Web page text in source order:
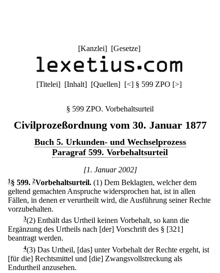
[Kanzlei] [Gesetze]
[Titelei] [Inhalt] [Quellen] [<] § 599 ZPO [>]
§ 599 ZPO. Vorbehaltsurteil
Civilprozeßordnung vom 30. Januar 1877
Buch 5. Urkunden- und Wechselprozess
Paragraf 599. Vorbehaltsurteil
[1. Januar 2002]
1 § 599. 2Vorbehaltsurteil. (1) Dem Beklagten, welcher dem
geltend gemachten Anspruche widersprochen hat, ist in allen
Fällen, in denen er verurtheilt wird, die Ausführung seiner Rechte
vorzubehalten.
3(2) Enthält das Urtheil keinen Vorbehalt, so kann die
Ergänzung des Urtheils nach [der] Vorschrift des § [321]
beantragt werden.
4(3) Das Urtheil, [das] unter Vorbehalt der Rechte ergeht, ist
[für die] Rechtsmittel und [die] Zwangsvollstreckung als
Endurtheil anzusehen.